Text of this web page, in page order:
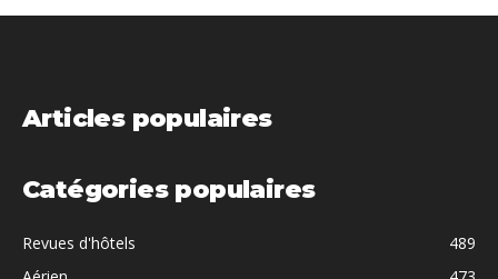
Articles populaires
Catégories populaires
Revues d'hôtels
489